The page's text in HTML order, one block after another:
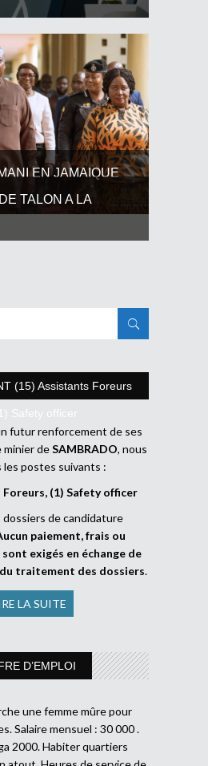
EN JAMAIQUE
TALON A LA
(15) Assistants Foreurs
Safety officer
futur renforcement de ses
minier deSAMBRADO, nous
postes suivants :
(1) Safety officer
de candidature
paiement, frais ou
exigés en échange de
traitement des dossiers.
LA SUITE
D’EMPLOI
une femme mûre pour
Salaire mensuel : 30 000 .
2000. Habiter quartiers